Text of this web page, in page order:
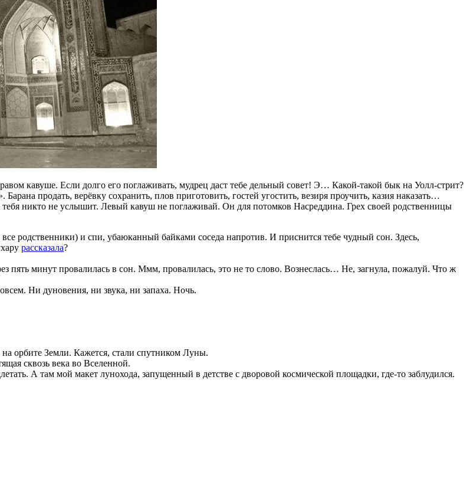
кавуше. Если долго его поглаживать, мудрец даст тебе дельный совет! Э… Какой-такой бык на Уолл-стрит?
продать, верёвку сохранить, плов приготовить, гостей угостить, везиря проучить, казия наказать…
никто не услышит. Левый кавуш не поглаживай. Он для потомков Насреддина. Грех своей родственницы
родственники) и спи, убаюканный байками соседа напротив. И приснится тебе чудный сон. Здесь,
рассказала?
пять минут провалилась в сон. Ммм, провалилась, это не то слово. Вознеслась… Не, загнула, пожалуй. Что ж
Ни дуновения, ни звука, ни запаха. Ночь.
орбите Земли. Кажется, стали спутником Луны.
сквозь века во Вселенной.
А там мой макет лунохода, запущенный в детстве с дворовой космической площадки, где-то заблудился.